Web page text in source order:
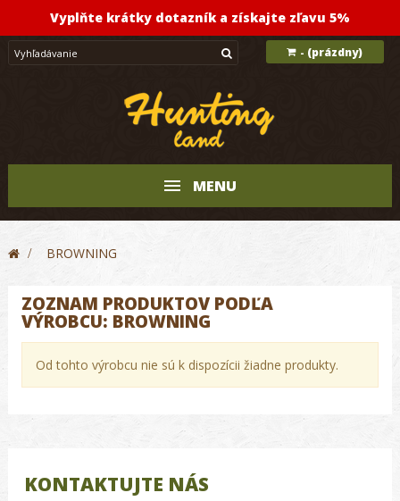
Vyplňte krátky dotazník a získajte zľavu 5%
- (prázdny)
MENU
> BROWNING
ZOZNAM PRODUKTOV PODĽA
VÝROBCU: BROWNING
Od tohto výrobcu nie sú k dispozícii žiadne produkty.
KONTAKTUJTE NÁS